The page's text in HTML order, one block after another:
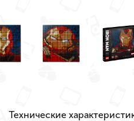
Технические